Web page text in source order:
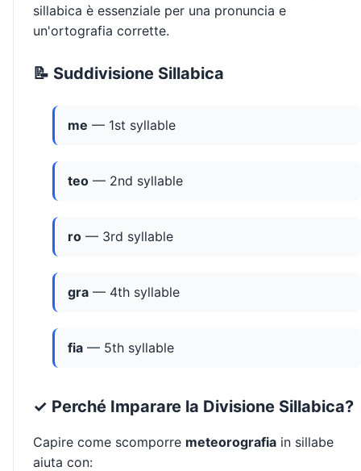
sillabica è essenziale per una pronuncia e
un'ortografia corrette.
📝 Suddivisione Sillabica
me — 1st syllable
teo — 2nd syllable
ro — 3rd syllable
gra — 4th syllable
fia — 5th syllable
✓ Perché Imparare la Divisione Sillabica?
Capire come scomporre meteorografia in sillabe
aiuta con: